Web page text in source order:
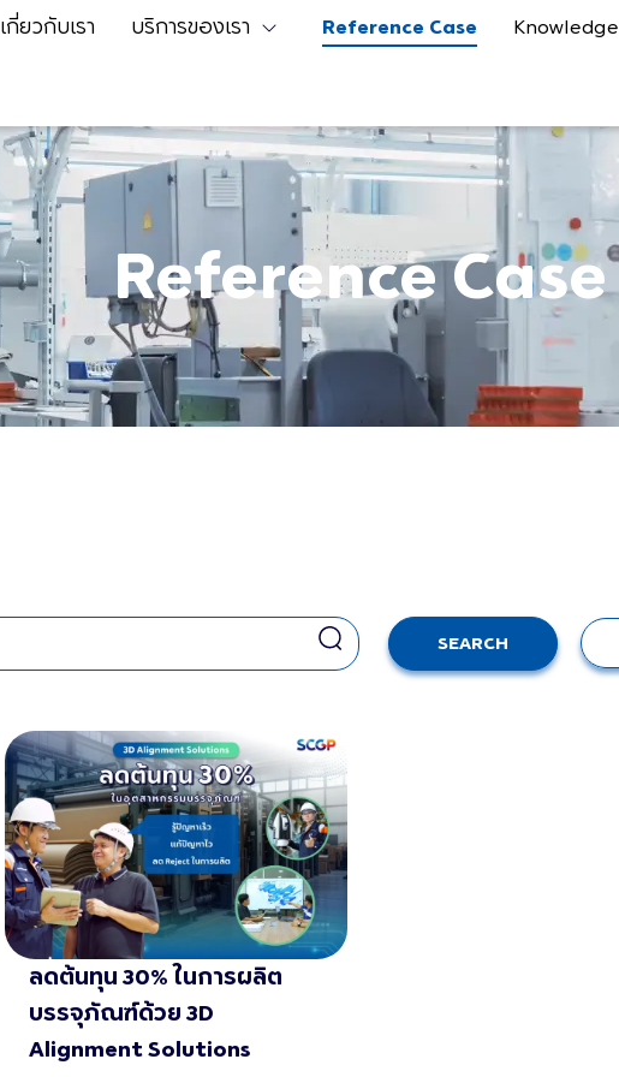
เกี่ยวกับเรา บริการของเรา Reference Case Knowledge
Reference Case
SEARCH
ลดต้นทุน 30% ในการผลิต
บรรจุภัณฑ์ด้วย 3D
Alignment Solutions